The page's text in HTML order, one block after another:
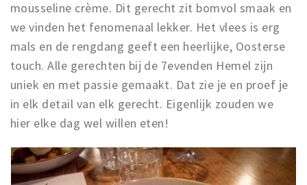
mousseline crème. Dit gerecht zit bomvol smaak en
we vinden het fenomenaal lekker. Het vlees is erg
mals en de rengdang geeft een heerlijke, Oosterse
touch. Alle gerechten bij de 7evenden Hemel zijn
uniek en met passie gemaakt. Dat zie je en proef je
in elk detail van elk gerecht. Eigenlijk zouden we
hier elke dag wel willen eten!